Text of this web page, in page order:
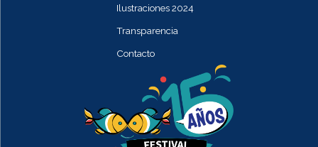
Ilustraciones 2024
Transparencia
Contacto